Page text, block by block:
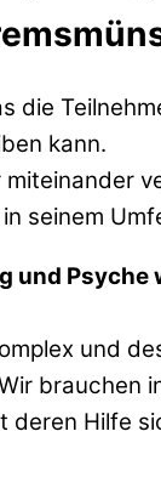
die
kann.
seinem
und